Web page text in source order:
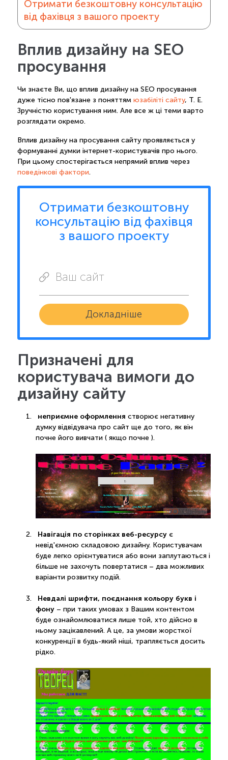
Отримати безкоштовну консультацію
від фахівця з вашого проекту
Вплив дизайну на SEO
просування
Чи знаєте Ви, що вплив дизайну на SEO просування
дуже тісно пов'язане з поняттям юзабіліті сайту, Т. Е.
Зручністю користування ним. Але все ж ці теми варто
розглядати окремо.
Вплив дизайну на просування сайту проявляється у
формуванні думки інтернет-користувачів про нього.
При цьому спостерігається непрямий вплив через
поведінкові фактори.
Отримати безкоштовну
консультацію від фахівця
з вашого проекту
Ваш сайт
Докладніше
Призначені для
користувача вимоги до
дизайну сайту
неприємне оформлення створює негативну
думку відвідувача про сайт ще до того, як він
почне його вивчати ( якщо почне ).
Навігація по сторінках веб-ресурсує
невід'ємною складовою дизайну. Користувачам
буде легко орієнтуватися або вони заплутаються і
більше не захочуть повертатися – два можливих
варіанти розвитку подій.
Невдалі шрифти, поєднання кольору букв і
фону– при таких умовах з Вашим контентом
буде ознайомлюватися лише той, хто дійсно в
ньому зацікавлений. А це, за умови жорсткої
конкуренції в будь-який ніші, трапляється досить
рідко.